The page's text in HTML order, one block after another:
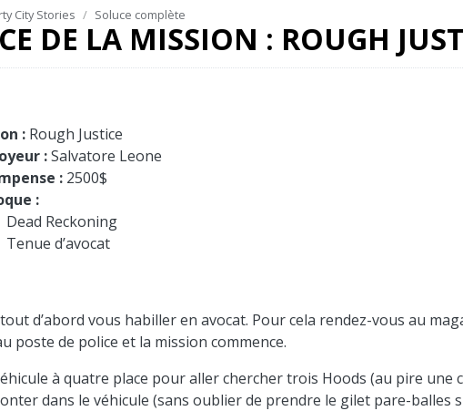
City Stories Soluce complète
DE LA MISSION : ROUGH
: Rough Justice
:Salvatore Leone
: 2500$
:
Dead Reckoning
Tenue d’avocat
d’abord vous habiller en avocat. Pour cela rendez-vous au
poste de police et la mission commence.
à quatre place pour aller chercher trois Hoods (au pire
dans le véhicule (sans oublier de prendre le gilet pare-balles